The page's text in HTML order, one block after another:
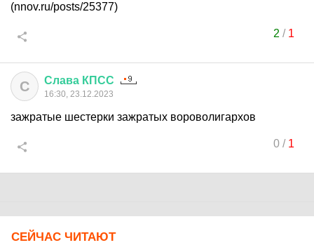
(nnov.ru/posts/25377)
2 / 1
С Слава КПСС
16:30, 23.12.2023
зажратые шестерки зажратых вороволигархов
0/ 1
СЕЙЧАС ЧИТАЮТ